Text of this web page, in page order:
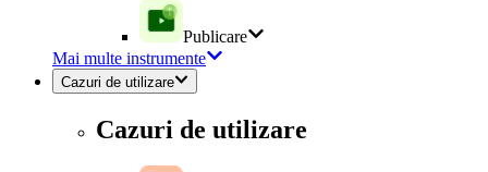
Publicare
Mai multe instrumente
Cazuri de utilizare
Cazuri de utilizare